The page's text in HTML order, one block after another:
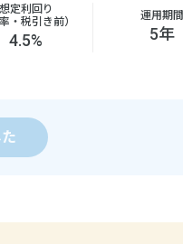
想定利回り
率・税引き前）
4.5%
運用期間
5年